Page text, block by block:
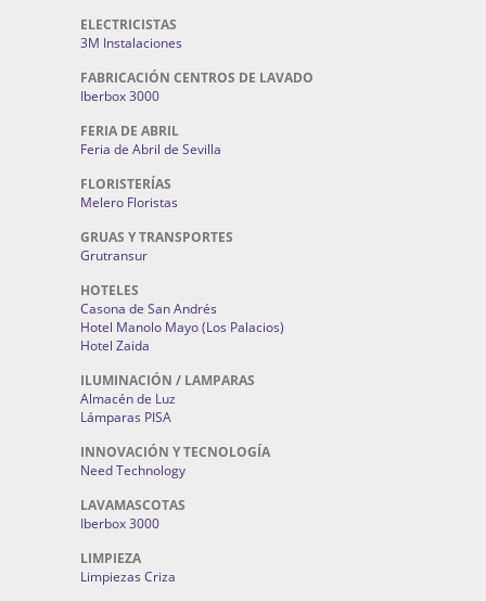
ELECTRICISTAS
3M Instalaciones
FABRICACIÓN CENTROS DE LAVADO
Iberbox 3000
FERIA DE ABRIL
Feria de Abril de Sevilla
FLORISTERÍAS
Melero Floristas
GRUAS Y TRANSPORTES
Grutransur
HOTELES
Casona de San Andrés
Hotel Manolo Mayo (Los Palacios)
Hotel Zaida
ILUMINACIÓN / LAMPARAS
Almacén de Luz
Lámparas PISA
INNOVACIÓN Y TECNOLOGÍA
Need Technology
LAVAMASCOTAS
Iberbox 3000
LIMPIEZA
Limpiezas Criza